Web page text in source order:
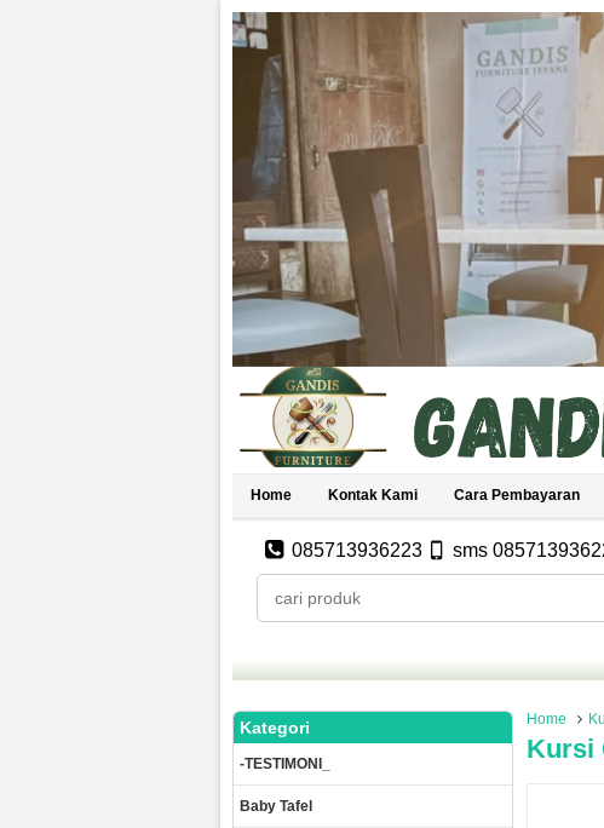
Home Kontak Kami Cara Pembayaran
085713936223 sms
Home
Kursi
Kategori
-TESTIMONI_
Baby Tafel